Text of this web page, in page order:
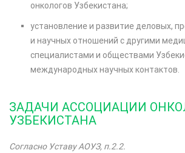
онкологов Узбекистана;
установление и развитие деловых,
и научных отношений с другими
специалистами и обществами
международных научных контактов.
ЗАДАЧИ АССОЦИАЦИИ
УЗБЕКИСТАНА
Согласно Уставу АОУЗ, п.2.2.